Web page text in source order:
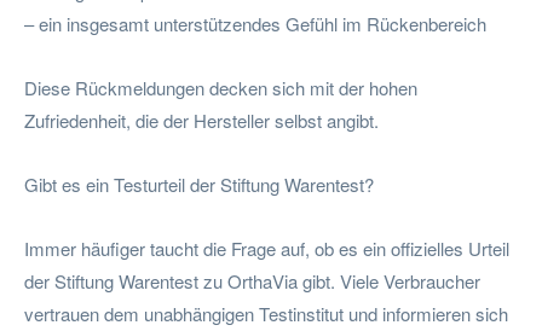
– ein insgesamt unterstützendes Gefühl im Rückenbereich
Diese Rückmeldungen decken sich mit der hohen
Zufriedenheit, die der Hersteller selbst angibt.
Gibt es ein Testurteil der Stiftung Warentest?
Immer häufiger taucht die Frage auf, ob es ein offizielles Urteil
der Stiftung Warentest zu OrthaVia gibt. Viele Verbraucher
vertrauen dem unabhängigen Testinstitut und informieren sich